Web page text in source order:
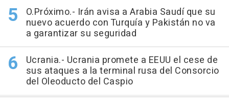
O.Próximo.- Irán avisa a Arabia Saudí que su
nuevo acuerdo con Turquía y Pakistán no va
a garantizar su seguridad
Ucrania.- Ucrania promete a EEUU el cese de
sus ataques a la terminal rusa del Consorcio
del Oleoducto del Caspio